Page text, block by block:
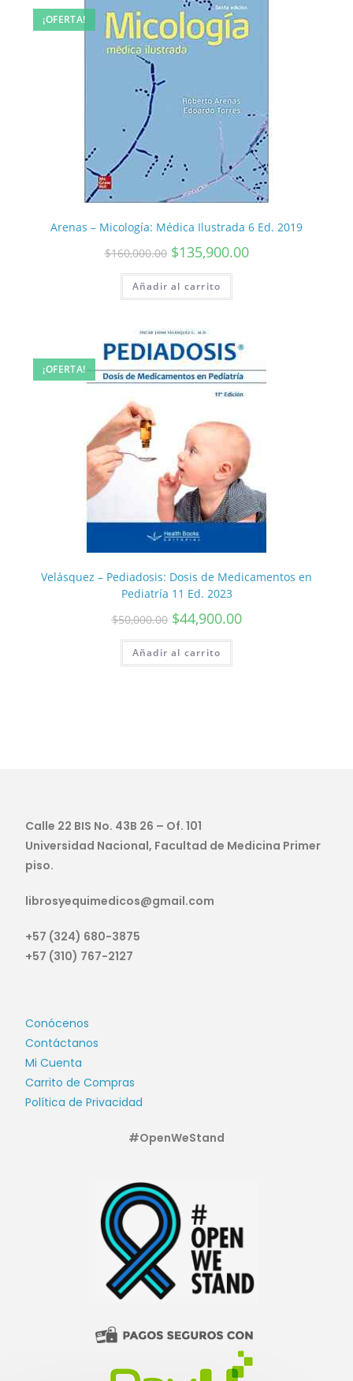
¡OFERTA!
Arenas – Micología: Médica Ilustrada 6 Ed. 2019
$160,000.00 $135,900.00
Añadir al carrito
¡OFERTA!
Velásquez – Pediadosis: Dosis de Medicamentos en
Pediatría 11 Ed. 2023
$50,000.00 $44,900.00
Añadir al carrito
Calle 22 BIS No. 43B 26 – Of. 101
Universidad Nacional, Facultad de Medicina Primer
piso.
librosyequimedicos@gmail.com
+57 (324) 680-3875
+57 (310) 767-2127
Conócenos
Contáctanos
Mi Cuenta
Carrito de Compras
Política de Privacidad
#OpenWeStand